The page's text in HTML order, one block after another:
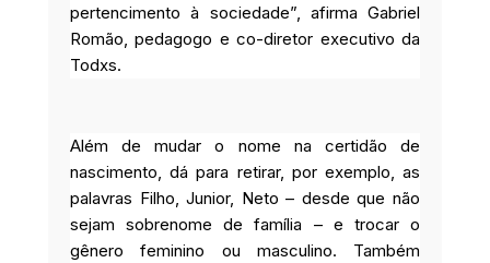
pertencimento à sociedade”, afirma Gabriel
Romão, pedagogo e co-diretor executivo da
Todxs.
Além de mudar o nome na certidão de
nascimento, dá para retirar, por exemplo, as
palavras Filho, Junior, Neto – desde que não
sejam sobrenome de família – e trocar o
gênero feminino ou masculino. Também